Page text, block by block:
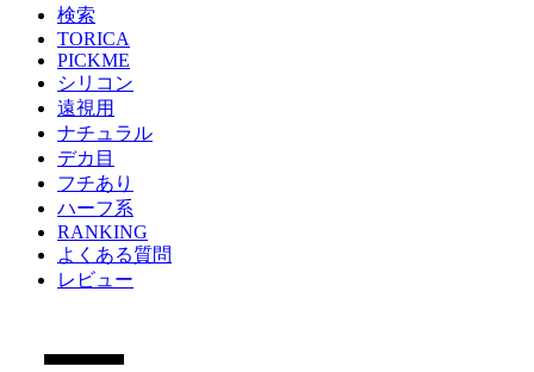
検索
TORICA
PICKME
シリコン
遠視用
ナチュラル
デカ目
フチあり
ハーフ系
RANKING
よくある質問
レビュー